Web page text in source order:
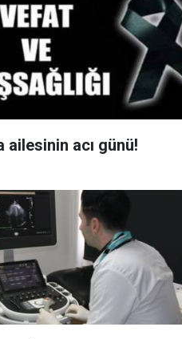
ailesinin acı günü!